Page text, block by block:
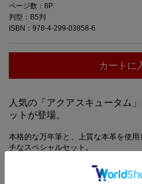
ページ数：8P
判型：B5判
ISBN：978-4-299-03858-6
カートに
人気の「アクアスキュータム
ットが登場。
本格的な万年筆と、上質な本革を使
チなスペシャルセット。
クのカートリッジ2本付き。本革ペン
ドのロゴを箔押しでオン。